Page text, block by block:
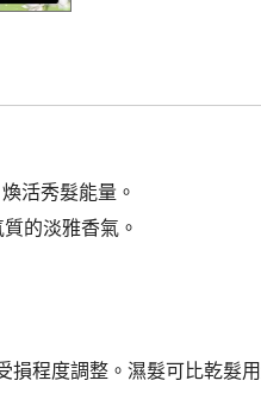
活秀髮能量。
的淡雅香氣。
程度調整。濕髮可比乾髮